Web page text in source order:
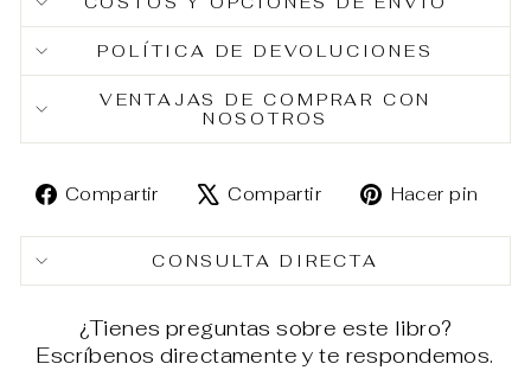
POLÍTICA DE DEVOLUCIONES
VENTAJAS DE COMPRAR CON
NOSOTROS
Compartir
Compartir
Facebook
Compartir
Tuitear
X
Hacer pin
CONSULTA DIRECTA
¿Tienes preguntas sobre este libro?
Escríbenos directamente y te respondemos.